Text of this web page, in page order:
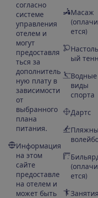
согласно
системе
управления
отелем и
могут
предоставля
ться за
дополнитель
ную плату в
зависимости
от
выбранного
плана
питания.
Информация
на этом
сайте
предоставле
на отелем и
может быть
Масаж
ется)
ый
Водные
виды
спорта
Дартс
ется)
Занятия